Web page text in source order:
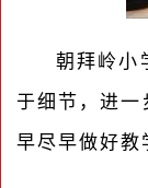
朝拜岭小
于细节，进
早尽早做好教